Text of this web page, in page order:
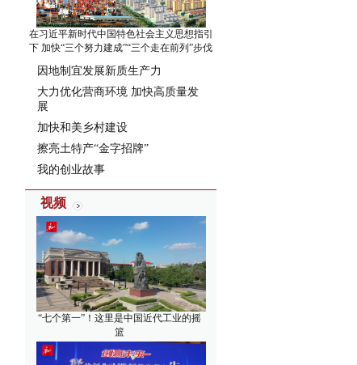
在习近平新时代中国特色社会主义思想指引
下 加快“三个努力建成”“三个走在前列”步伐
因地制宜发展新质生产力
大力优化营商环境 加快高质量发
展
加快和美乡村建设
擦亮土特产“金字招牌”
我的创业故事
视频
“七个第一”！这里是中国近代工业的摇
篮